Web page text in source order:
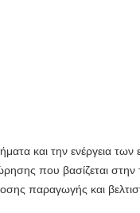
και την ενέργεια των
που βασίζεται στην
παραγωγής και